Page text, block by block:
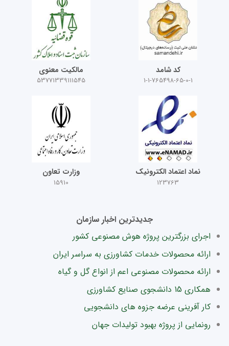
کد شامد
1-1-765498-65-0-1
مالکیت معنوی
53771339111545
نماد اعتماد الکترونیک
123763
وزارت تعاون
15910
جدیدترین اخبار سازمان
اجرای بزرگترین پروژه هوش مصنوعی کشور
ارائه محصولات خدمات کشاورزی به سراسر ایران
ارائه محصولات مصنوعی اعم از انواع گل و گیاه
همکاری 15 دانشجوی صنایع کشاورزی
کار آفرینی عرضه جزوه های دانشجویی
رونمایی از پروژه بهبود تولیدات جهان